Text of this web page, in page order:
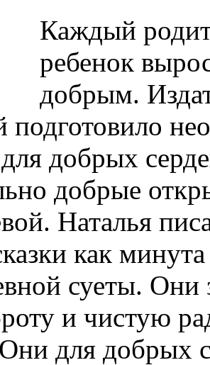
Каждый
ребенок
добрым.
добрых
добрые
Наталья
как
суеты. Они
и чистую
Они для добрых